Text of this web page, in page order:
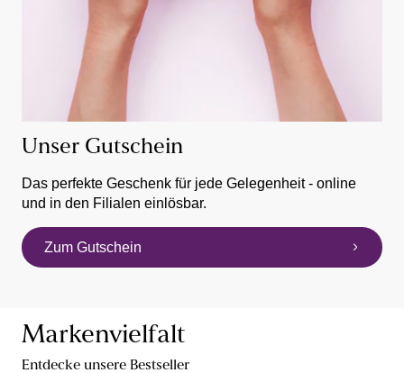
Unser Gutschein
Das perfekte Geschenk für jede Gelegenheit - online
und in den Filialen einlösbar.
Zum Gutschein
Markenvielfalt
Entdecke unsere Bestseller